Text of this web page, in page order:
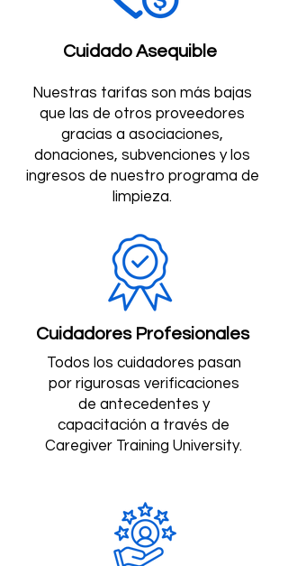
Cuidado Asequible
Nuestras tarifas son más bajas
que las de otros proveedores
gracias a asociaciones,
donaciones, subvenciones y los
ingresos de nuestro programa de
limpieza.
Cuidadores Profesionales
Todos los cuidadores pasan
por rigurosas verificaciones
de antecedentes y
capacitación a través de
Caregiver Training University.